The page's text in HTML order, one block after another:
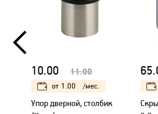
10.00 11.00
от 1.00 /мес.
Упор дверной, столбик